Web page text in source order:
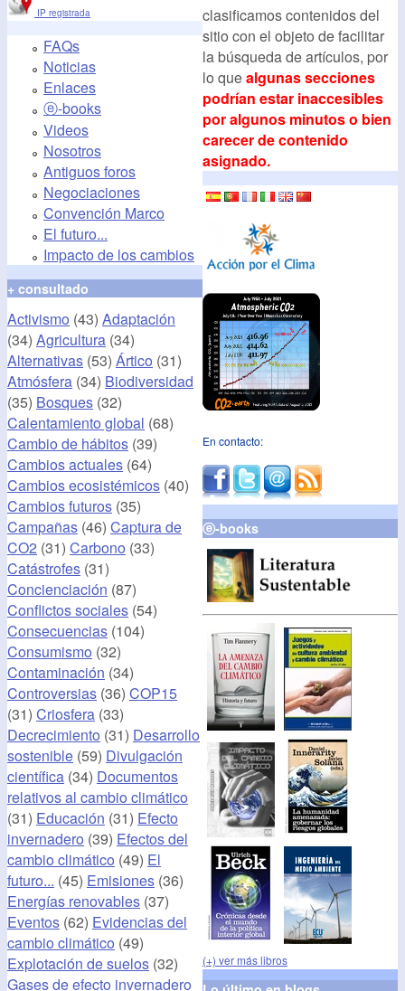
IP registrada
FAQs
Noticias
Enlaces
ⓔ-books
Videos
Nosotros
Antiguos foros
Negociaciones
Convención Marco
El futuro...
Impacto de los cambios
+ consultado
Activismo (43) Adaptación
(34) Agricultura (34)
Alternativas (53) Ártico (31)
Atmósfera (34) Biodiversidad
(35) Bosques (32)
Calentamiento global (68)
Cambio de hábitos (39)
Cambios actuales (64)
Cambios ecosistémicos (40)
Cambios futuros (35)
Campañas (46) Captura de
CO2 (31) Carbono (33)
Catástrofes (31)
Concienciación (87)
Conflictos sociales (54)
Consecuencias (104)
Consumismo (32)
Contaminación (34)
Controversias (36) COP15
(31) Criosfera (33)
Decrecimiento (31) Desarrollo
sostenible (59) Divulgación
científica (34) Documentos
relativos al cambio climático
(31) Educación (31) Efecto
invernadero (39) Efectos del
cambio climático (49) El
futuro... (45) Emisiones (36)
Energías renovables (37)
Eventos (62) Evidencias del
cambio climático (49)
Explotación de suelos (32)
Gases de efecto invernadero
clasificamos contenidos del
sitio con el objeto de facilitar
la búsqueda de artículos, por
lo quealgunas secciones
podrían estar inaccesibles
por algunos minutos o bien
carecer de contenido
asignado.
En contacto:
ⓔ-books
(+) ver más libros